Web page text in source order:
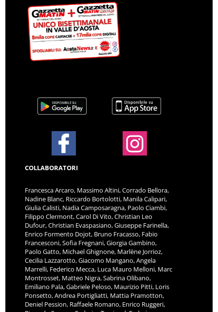
COLLABORATORI
Francesca Arcaro, Massimo Altini, Corrado Bellora,
Nadine Blanc, Riccardo Bortolotti, Manila Calipari,
Giulia Calisti, Nadia Camposaragna, Paolo Ciambi,
Filippo Clermont, Carol Di Vito, Christian Leo
Dufour, Christian Evaspasiano, Giuseppe Farinella,
Enrico Formento Dojot, Bruno Fracasso, Fabio
Francesconi, Sofia Fregnani, Giorgia Gambino,
Paolo Gatto, Michael Ghignone, Marlène Jorrioz,
Cecilia Lazzarotto, Giacomo Mangano, Angela
Marrelli, Federico Mecca, Luca Mauro Melloni, Marc
Montrosset, Matteo Nigra, Sabrina Olibano,
Emiliano Pala, Gabriele Peloso, Maurizio Pitti, Loris
Ponsetto, Andrea Portigliatti, Mattia Pramotton,
Deniel Pession, Raffaele Romano, Enrico Ruggeri,